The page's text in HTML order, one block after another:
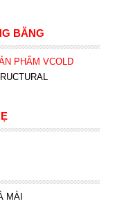
BĂNG
PHẨM VCOLD
MÀI